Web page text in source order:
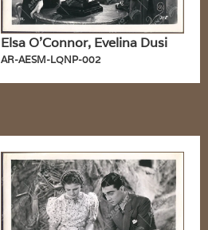
Elsa O’Connor, Evelina Dusi
AR-AESM-LQNP-002